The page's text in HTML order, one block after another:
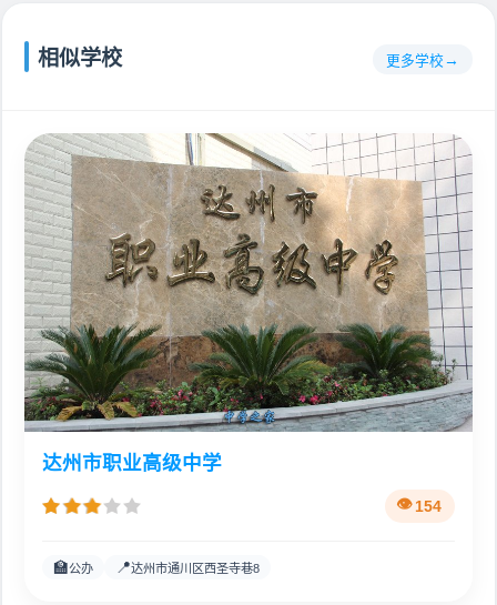
相似学校 更多学校
达州市职业高级中学
154
🏫公办 📍达州市通川区西圣寺巷8